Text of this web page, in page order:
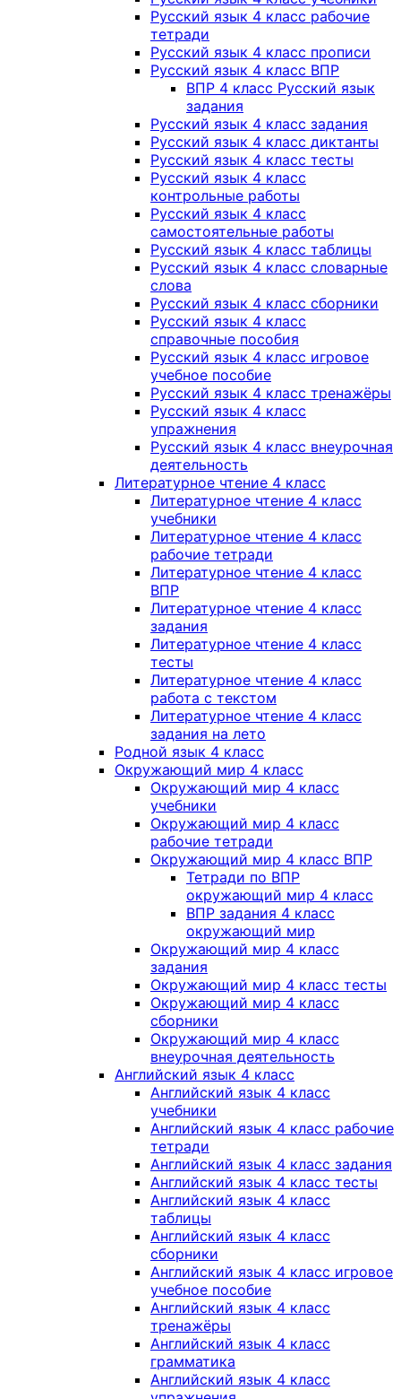
Русский язык 4 класс рабочие
тетради
Русский язык 4 класс прописи
Русский язык 4 класс ВПР
ВПР 4 класс Русский язык
задания
Русский язык 4 класс задания
Русский язык 4 класс диктанты
Русский язык 4 класс тесты
Русский язык 4 класс
контрольные работы
Русский язык 4 класс
самостоятельные работы
Русский язык 4 класс таблицы
Русский язык 4 класс словарные
слова
Русский язык 4 класс сборники
Русский язык 4 класс
справочные пособия
Русский язык 4 класс игровое
учебное пособие
Русский язык 4 класс тренажёры
Русский язык 4 класс
упражнения
Русский язык 4 класс внеурочная
деятельность
Литературное чтение 4 класс
Литературное чтение 4 класс
учебники
Литературное чтение 4 класс
рабочие тетради
Литературное чтение 4 класс
ВПР
Литературное чтение 4 класс
задания
Литературное чтение 4 класс
тесты
Литературное чтение 4 класс
работа с текстом
Литературное чтение 4 класс
задания на лето
Родной язык 4 класс
Окружающий мир 4 класс
Окружающий мир 4 класс
учебники
Окружающий мир 4 класс
рабочие тетради
Окружающий мир 4 класс ВПР
Тетради по ВПР
окружающий мир 4 класс
ВПР задания 4 класс
окружающий мир
Окружающий мир 4 класс
задания
Окружающий мир 4 класс тесты
Окружающий мир 4 класс
сборники
Окружающий мир 4 класс
внеурочная деятельность
Английский язык 4 класс
Английский язык 4 класс
учебники
Английский язык 4 класс рабочие
тетради
Английский язык 4 класс задания
Английский язык 4 класс тесты
Английский язык 4 класс
таблицы
Английский язык 4 класс
сборники
Английский язык 4 класс игровое
учебное пособие
Английский язык 4 класс
тренажёры
Английский язык 4 класс
грамматика
Английский язык 4 класс